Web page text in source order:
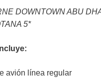
DOWNTOWN ABU
5*
avión línea regular